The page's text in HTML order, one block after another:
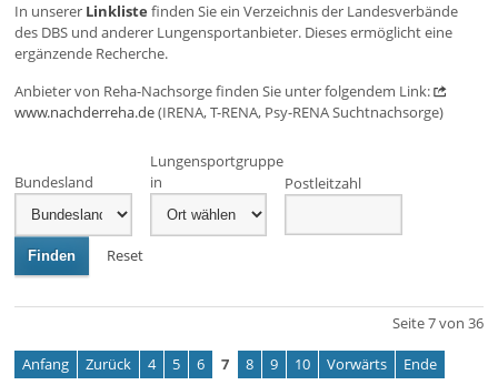
In unserer Linkliste finden Sie ein Verzeichnis der Landesverbände
des DBS und anderer Lungensportanbieter. Dieses ermöglicht eine
ergänzende Recherche.
Anbieter von Reha-Nachsorge finden Sie unter folgendem Link:
www.nachderreha.de(IRENA, T-RENA, Psy-RENA Suchtnachsorge)
Bundesland
Lungensportgruppe
in
Postleitzahl
Finden Reset
Seite 7 von 36
Anfang Zurück 4 5 6 7 8 9 10 Vorwärts Ende